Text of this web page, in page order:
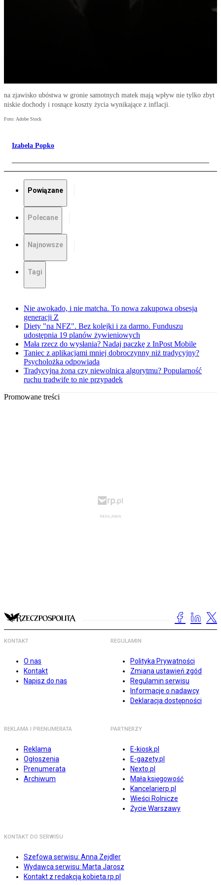
na zjawisko ubóstwa w gronie samotnych matek mają wpływ nie tylko zbyt
niskie dochody i rosnące koszty życia wynikające z inflacji.
Foto: Adobe Stock
Izabela Popko
Powiązane
Polecane
Najnowsze
Tagi
Nie awokado, i nie matcha. To nowa zakupowa obsesja
generacji Z
Diety "na NFZ". Bez kolejki i za darmo. Funduszu
udostępnia 19 planów żywieniowych
Mała rzecz do wysłania? Nadaj paczkę z InPost Mobile
Taniec z aplikacjami mniej dobroczynny niż tradycyjny?
Psycholożka odpowiada
Tradycyjna żona czy niewolnica algorytmu? Popularność
ruchu tradwife to nie przypadek
Promowane treści
KONTAKT
O nas
Kontakt
Napisz do nas
REGULAMIN
Polityka Prywatności
Zmiana ustawień zgód
Regulamin serwisu
Informacje o nadawcy
Deklaracja dostępności
REKLAMA I PRENUMERATA
Reklama
Ogłoszenia
Prenumerata
Archiwum
PARTNERZY
E-kiosk.pl
E-gazety.pl
Nexto.pl
Mała księgowość
Kancelarierp.pl
Wieści Rolnicze
Życie Warszawy
KONTAKT DO SERWISU
Szefowa serwisu: Anna Zejdler
Wydawca serwisu: Marta Jarosz
Kontakt z redakcją kobieta.rp.pl